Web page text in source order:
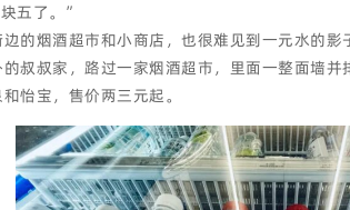
五了。”
的烟酒超市和小商店，也很难见到一元水的影
叔叔家，路过一家烟酒超市，里面一整面墙
怡宝，售价两三元起。